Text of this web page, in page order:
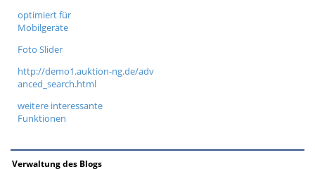
optimiert für
Mobilgeräte
Foto Slider
http://demo1.auktion-ng.de/adv
anced_search.html
weitere interessante
Funktionen
Verwaltung des Blogs